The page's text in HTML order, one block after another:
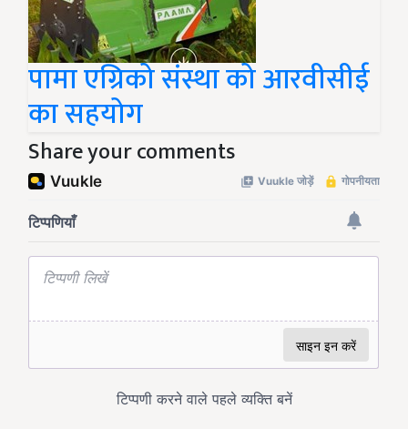
पामा एग्रिको संस्था को आरवीसीई
का सहयोग
Share your comments